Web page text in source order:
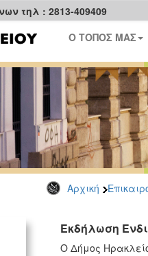
τηλ : 2813-409409
Ο ΤΟΠΟΣ ΜΑΣ
Αρχική
Εκδήλωση
Ο Δήμος